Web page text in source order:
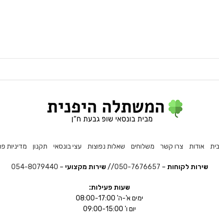
אודות צרו קשר משלוחים שאלות נפוצות עצי בונסאי תקנון מדיניות
שירות לקוחות –
050-7676657
//שירות מקצועי –
054-8079440
שעות פעילות:
ימים א'-ה' 08:00-17:00
יום ו' 09:00-15:00